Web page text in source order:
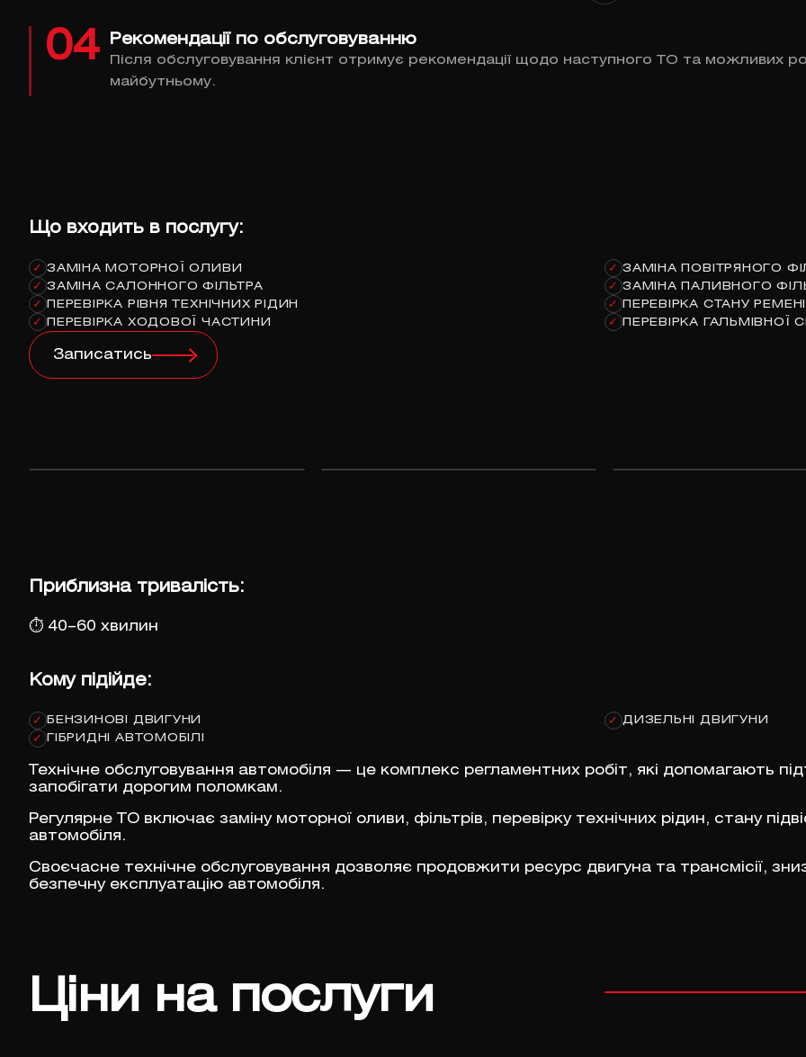
04 Рекомендації по обслуговуванню
Після обслуговування клієнт отримує рекомендації щодо наступного ТО та можливих
майбутньому.
Що входить в послугу:
✓ ЗАМІНА МОТОРНОЇ ОЛИВИ ✓
ЗАМІНА ПОВІТРЯНОГО
✓
ЗАМІНА САЛОННОГО ФІЛЬТРА ✓
ЗАМІНА ПАЛИВНОГО
✓
ПЕРЕВІРКА РІВНЯ ТЕХНІЧНИХ РІДИН ✓
ПЕРЕВІРКА СТАНУ
✓
ПЕРЕВІРКА ХОДОВОЇ ЧАСТИНИ ✓ ПЕРЕВІРКА ГАЛЬМІВНОЇ
Записатись
Приблизна тривалість:
⏱ 40–60 хвилин
Кому підійде:
✓ БЕНЗИНОВІ ДВИГУНИ ✓
ДИЗЕЛЬНІ ДВИГУНИ
✓
ГІБРИДНІ АВТОМОБІЛІ
Технічне обслуговування автомобіля — це комплекс регламентних робіт, які допомагають
запобігати дорогим поломкам.
Регулярне ТО включає заміну моторної оливи, фільтрів, перевірку технічних рідин, стану
автомобіля.
Своєчасне технічне обслуговування дозволяє продовжити ресурс двигуна та трансмісії,
безпечну експлуатацію автомобіля.
Ціни на послуги